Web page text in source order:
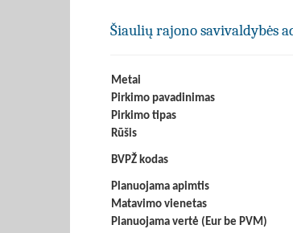
Šiaulių rajono savivaldybės
Metai
Pirkimo pavadinimas
Pirkimo tipas
Rūšis
BVPŽ kodas
Planuojama apimtis
Matavimo vienetas
Planuojama vertė (Eur be PVM)